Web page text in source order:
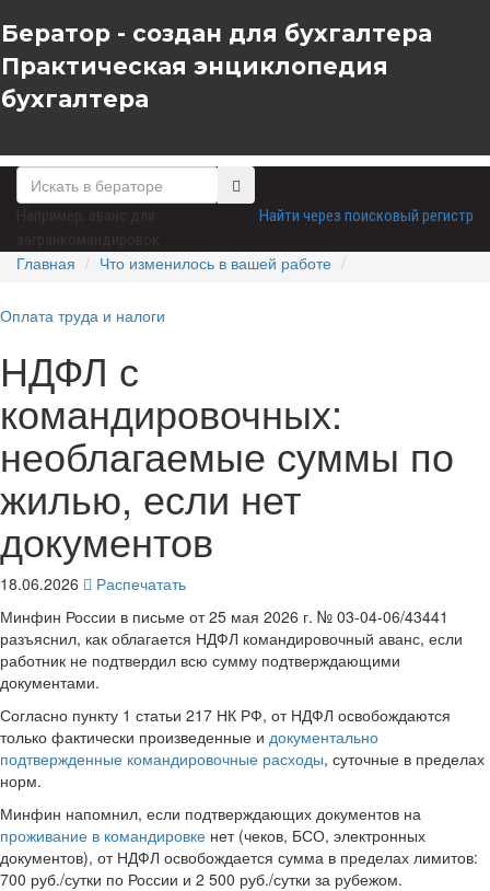
Бератор - создан для бухгалтера
Практическая энциклопедия
бухгалтера
Найти через поисковый регистр
Главная Что изменилось в вашей работе
Оплата труда и налоги
НДФЛ с
командировочных:
необлагаемые суммы по
жилью, если нет
документов
18.06.2026
Распечатать
Минфин России в письме от 25 мая 2026 г. № 03-04-06/43441
разъяснил, как облагается НДФЛ командировочный аванс, если
работник не подтвердил всю сумму подтверждающими
документами.
Согласно пункту 1 статьи 217 НК РФ, от НДФЛ освобождаются
только фактически произведенные и документально
подтвержденные командировочные расходы, суточные в пределах
норм.
Минфин напомнил, если подтверждающих документов на
проживание в командировке нет (чеков, БСО, электронных
документов), от НДФЛ освобождается сумма в пределах лимитов:
700 руб./сутки по России и 2 500 руб./сутки за рубежом.